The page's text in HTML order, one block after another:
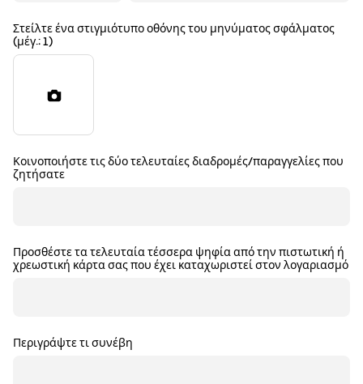
Στείλτε ένα στιγμιότυπο οθόνης του μηνύματος σφάλματος
(μέγ.: 1)
Κοινοποιήστε τις δύο τελευταίες διαδρομές/παραγγελίες που
ζητήσατε
Προσθέστε τα τελευταία τέσσερα ψηφία από την πιστωτική ή
χρεωστική κάρτα σας που έχει καταχωριστεί στον λογαριασμό
Περιγράψτε τι συνέβη